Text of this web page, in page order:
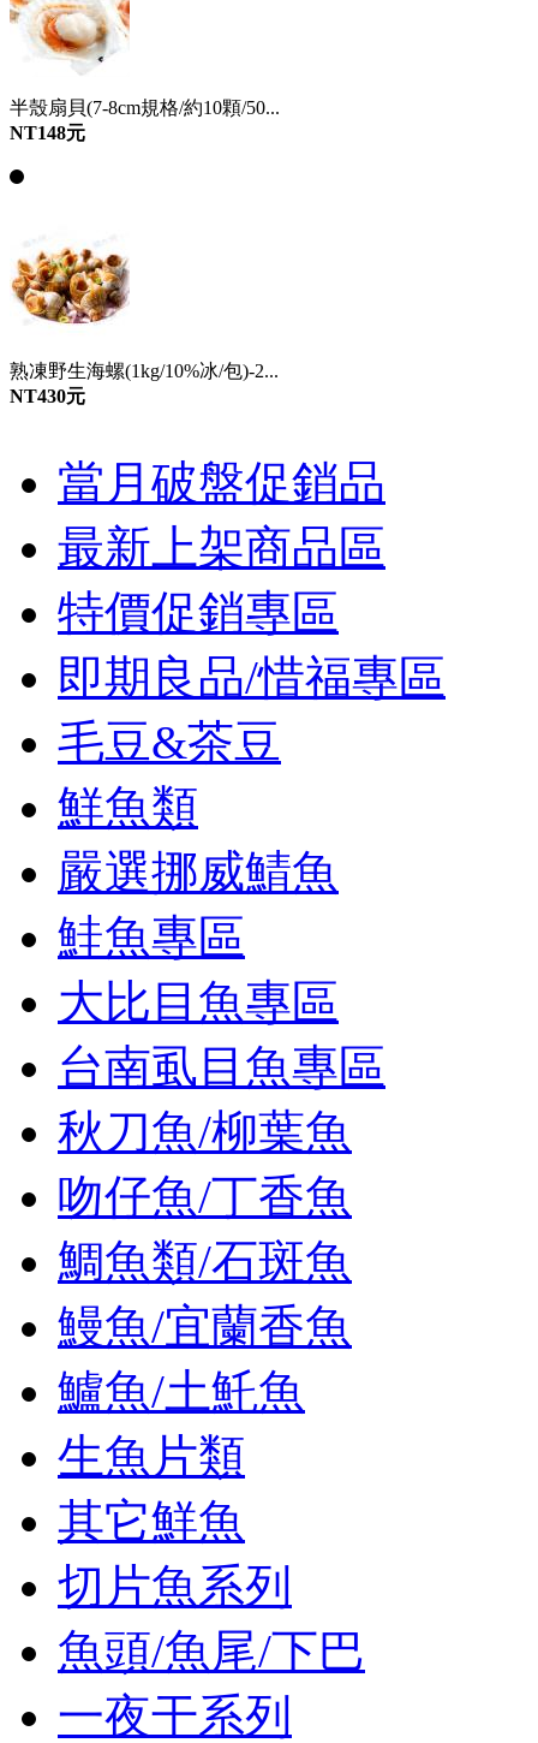
半殼扇貝(7-8cm規格/約10顆/50...
NT148元
熟凍野生海螺(1kg/10%冰/包)-2...
NT430元
當月破盤促銷品
最新上架商品區
特價促銷專區
即期良品/惜福專區
毛豆&茶豆
鮮魚類
嚴選挪威鯖魚
鮭魚專區
大比目魚專區
台南虱目魚專區
秋刀魚/柳葉魚
吻仔魚/丁香魚
鯛魚類/石斑魚
鰻魚/宜蘭香魚
鱸魚/土魠魚
生魚片類
其它鮮魚
切片魚系列
魚頭/魚尾/下巴
一夜干系列